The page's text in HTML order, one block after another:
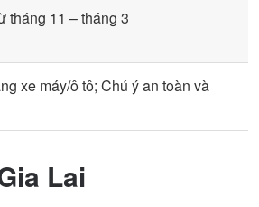
tháng 11 – tháng 3
xe máy/ô tô; Chú ý an toàn và
Lai